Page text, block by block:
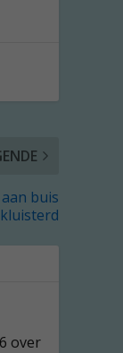
buis
over